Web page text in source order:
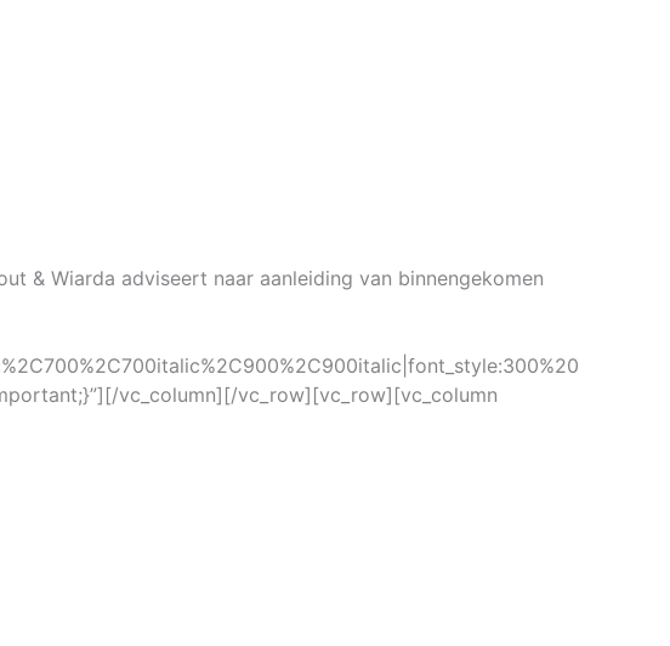
& Wiarda adviseert naar aanleiding van binnengekomen
vc_column][/vc_row][vc_row][vc_column